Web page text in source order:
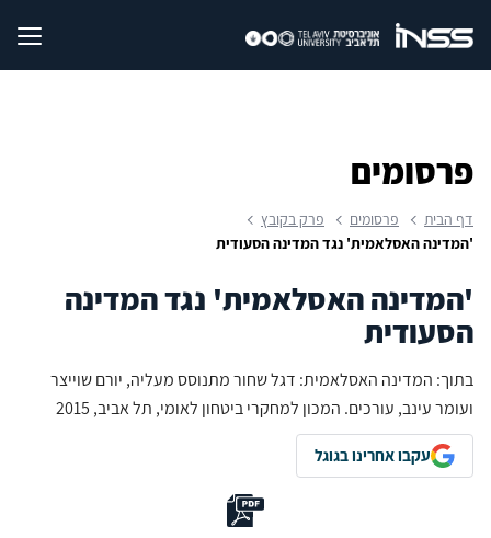
פרסומים
דף הבית פרסומים
פרק בקובץ
'המדינה האסלאמית' נגד המדינה הסעודית
'המדינה האסלאמית' נגד המדינה
הסעודית
בתוך: המדינה האסלאמית: דגל שחור מתנוסס מעליה, יורם שוייצר
ועומר עינב, עורכים. המכון למחקרי ביטחון לאומי, תל אביב, 2015
עקבו אחרינו בגוגל